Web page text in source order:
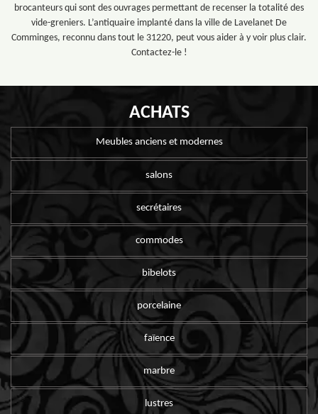
brocanteurs qui sont des ouvrages permettant de recenser la totalité des
vide-greniers. L’antiquaire implanté dans la ville de Lavelanet De
Comminges, reconnu dans tout le 31220, peut vous aider à y voir plus clair.
Contactez-le !
ACHATS
Meubles anciens et modernes
salons
secrétaires
commodes
bibelots
porcelaine
faïence
marbre
lustres